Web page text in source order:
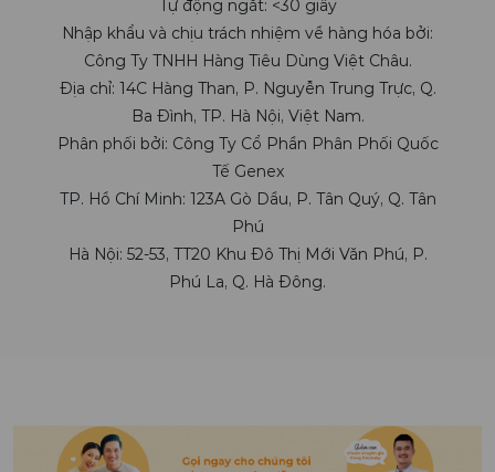
Tự động ngắt: <30 giây
Nhập khẩu và chịu trách nhiệm về hàng hóa bởi:
Công Ty TNHH Hàng Tiêu Dùng Việt Châu.
Địa chỉ: 14C Hàng Than, P. Nguyễn Trung Trực, Q.
Ba Đình, TP. Hà Nội, Việt Nam.
Phân phối bởi: Công Ty Cổ Phần Phân Phối Quốc
Tế Genex
TP. Hồ Chí Minh: 123A Gò Dầu, P. Tân Quý, Q. Tân
Phú
Hà Nội: 52-53, TT20 Khu Đô Thị Mới Văn Phú, P.
Phú La, Q. Hà Đông.